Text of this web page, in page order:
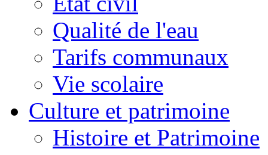
Qualité de l'eau
Tarifs communaux
Vie scolaire
Culture et patrimoine
Histoire et Patrimoine